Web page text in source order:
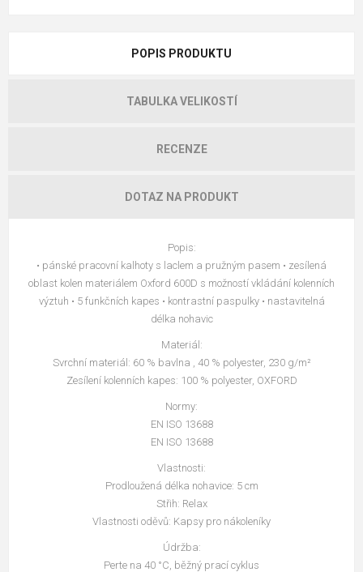
POPIS PRODUKTU
TABULKA VELIKOSTÍ
RECENZE
DOTAZ NA PRODUKT
Popis:
• pánské pracovní kalhoty s laclem a pružným pasem • zesílená
oblast kolen materiálem Oxford 600D s možností vkládání kolenních
výztuh • 5 funkčních kapes • kontrastní paspulky • nastavitelná
délka nohavic
Materiál:
Svrchní materiál: 60 % bavlna , 40 % polyester, 230 g/m²
Zesílení kolenních kapes: 100 % polyester, OXFORD
Normy:
EN ISO 13688
EN ISO 13688
Vlastnosti:
Prodloužená délka nohavice: 5 cm
Střih: Relax
Vlastnosti oděvů: Kapsy pro nákoleníky
Údržba:
Perte na 40 °C, běžný prací cyklus